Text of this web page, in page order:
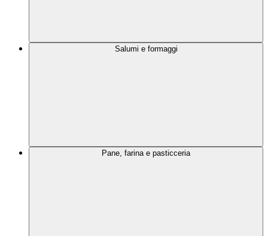
Salumi e formaggi
Pane, farina e pasticceria